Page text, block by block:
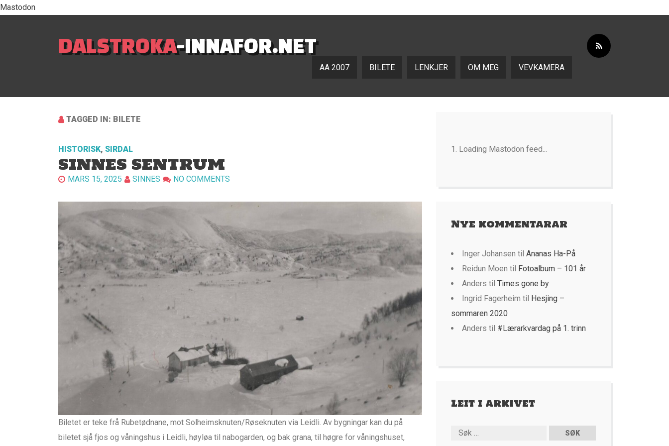
Mastodon
DALSTROKA-INNAFOR.NET
AA 2007 BILETE LENKJER OM MEG VEVKAMERA
TAGGED IN: BILETE
HISTORISK, SIRDAL
SINNES SENTRUM
MARS 15, 2025 SINNES NO COMMENTS
Biletet er teke frå Rubetødnane, mot Solheimsknuten/Røseknuten via Leidli. Av bygningar kan du på
biletet sjå fjos og våningshus i Leidli, høyløa til nabogarden, og bak grana, til høgre for våningshuset,
Loading Mastodon feed...
Nye kommentarar
Inger Johansen til Ananas Ha-På
Reidun Moen til Fotoalbum – 101 år
Anders til Times gone by
Ingrid Fagerheim til Hesjing –
sommaren 2020
Anders til #Lærarkvardag på 1. trinn
Leit i arkivet